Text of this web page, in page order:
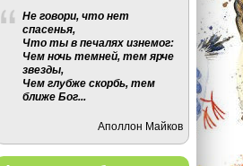
Не говори, что нет
спасенья,
Что ты в печалях изнемог:
Чем ночь темней, тем ярче
звезды,
Чем глубже скорбь, тем
ближе Бог...
Аполлон Майков